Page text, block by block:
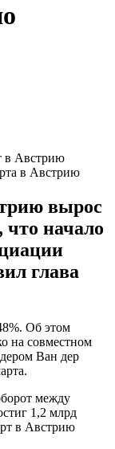
в Австрию
вырос
что начало
глава
Об этом
на совместном
Ван дер
между
1,2 млрд
в Австрию